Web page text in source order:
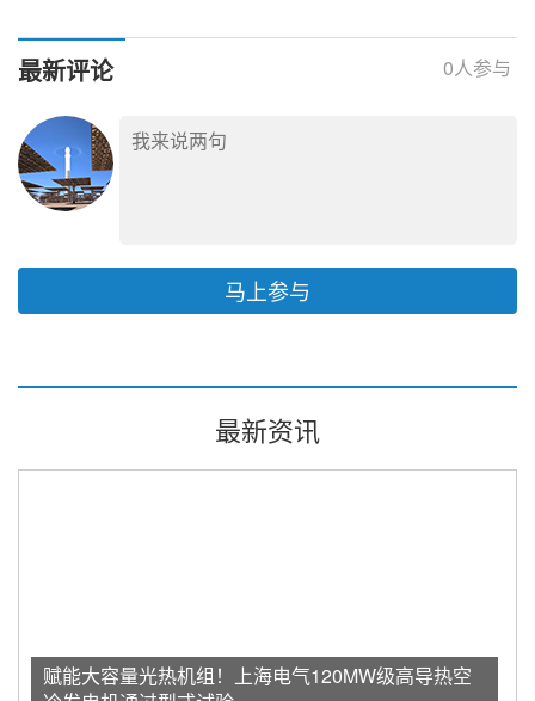
范项目
最新评论 0人参与
马上参与
最新资讯
赋能大容量光热机组！上海电气120MW级高导热空